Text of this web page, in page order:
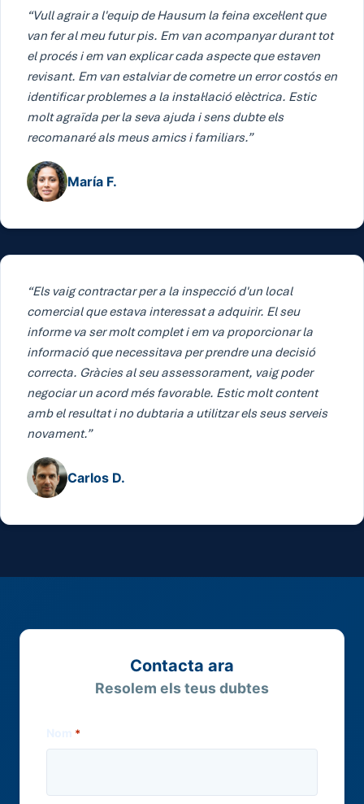
“Vull agrair a l'equip de Hausum la feina excel·lent que
van fer al meu futur pis. Em van acompanyar durant tot
el procés i em van explicar cada aspecte que estaven
revisant. Em van estalviar de cometre un error costós en
identificar problemes a la instal·lació elèctrica. Estic
molt agraïda per la seva ajuda i sens dubte els
recomanaré als meus amics i familiars.”
María F.
“Els vaig contractar per a la inspecció d'un local
comercial que estava interessat a adquirir. El seu
informe va ser molt complet i em va proporcionar la
informació que necessitava per prendre una decisió
correcta. Gràcies al seu assessorament, vaig poder
negociar un acord més favorable. Estic molt content
amb el resultat i no dubtaria a utilitzar els seus serveis
novament.”
Carlos D.
Contacta ara
Resolem els teus dubtes
*